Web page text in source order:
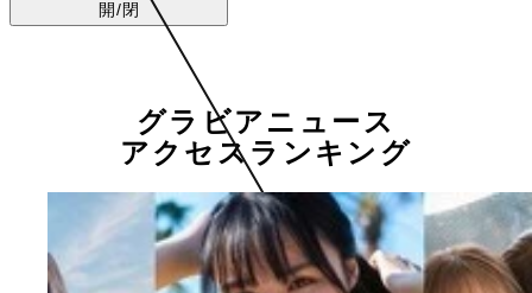
開/閉
グラビアニュース
アクセスランキング